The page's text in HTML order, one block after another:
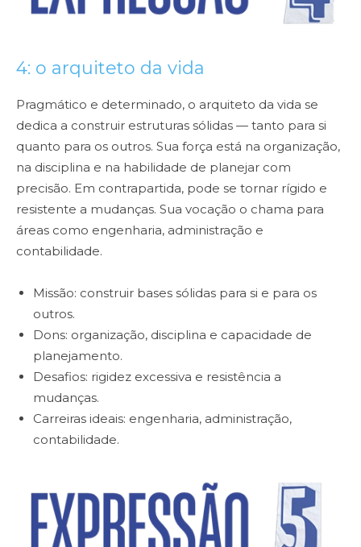
4: o arquiteto da vida
Pragmático e determinado, o arquiteto da vida se
dedica a construir estruturas sólidas — tanto para si
quanto para os outros. Sua força está na organização,
na disciplina e na habilidade de planejar com
precisão. Em contrapartida, pode se tornar rígido e
resistente a mudanças. Sua vocação o chama para
áreas como engenharia, administração e
contabilidade.
Missão: construir bases sólidas para si e para os
outros.
Dons: organização, disciplina e capacidade de
planejamento.
Desafios: rigidez excessiva e resistência a
mudanças.
Carreiras ideais: engenharia, administração,
contabilidade.